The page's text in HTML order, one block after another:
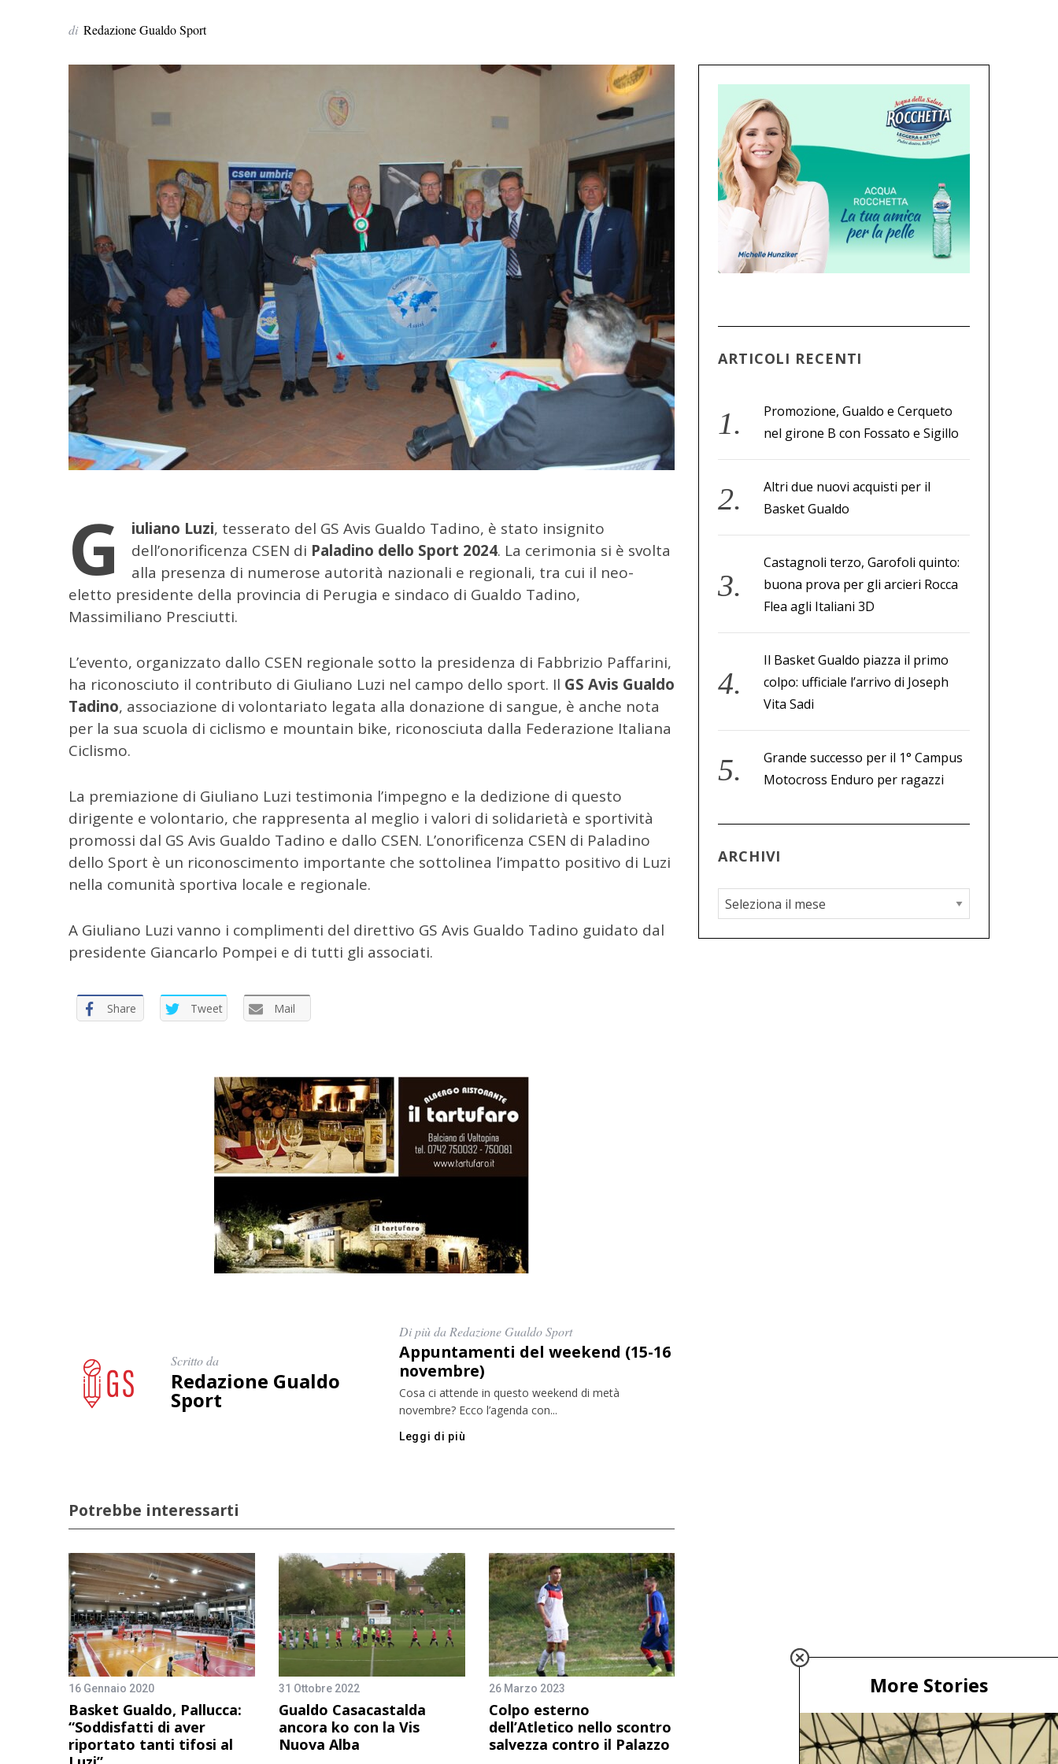
di Redazione Gualdo Sport
G iuliano Luzi, tesserato del GS Avis Gualdo Tadino, è stato insignito
dell’onorificenza CSEN di Paladino dello Sport 2024. La cerimonia si è svolta
alla presenza di numerose autorità nazionali e regionali, tra cui il neo-
eletto presidente della provincia di Perugia e sindaco di Gualdo Tadino,
Massimiliano Presciutti.
L’evento, organizzato dallo CSEN regionale sotto la presidenza di Fabbrizio Paffarini,
ha riconosciuto il contributo di Giuliano Luzi nel campo dello sport. Il GS Avis Gualdo
Tadino, associazione di volontariato legata alla donazione di sangue, è anche nota
per la sua scuola di ciclismo e mountain bike, riconosciuta dalla Federazione Italiana
Ciclismo.
La premiazione di Giuliano Luzi testimonia l’impegno e la dedizione di questo
dirigente e volontario, che rappresenta al meglio i valori di solidarietà e sportività
promossi dal GS Avis Gualdo Tadino e dallo CSEN. L’onorificenza CSEN di Paladino
dello Sport è un riconoscimento importante che sottolinea l’impatto positivo di Luzi
nella comunità sportiva locale e regionale.
A Giuliano Luzi vanno i complimenti del direttivo GS Avis Gualdo Tadino guidato dal
presidente Giancarlo Pompei e di tutti gli associati.
Share Tweet Mail
Scritto da
Redazione Gualdo
Sport
Di più da Redazione Gualdo Sport
Appuntamenti del weekend (15-16
novembre)
Cosa ci attende in questo weekend di metà
novembre? Ecco l’agenda con...
Leggi di più
Potrebbe interessarti
16 Gennaio 2020
Basket Gualdo, Pallucca:
“Soddisfatti di aver
riportato tanti tifosi al
31 Ottobre 2022
Gualdo Casacastalda
ancora ko con la Vis
Nuova Alba
26 Marzo 2023
Colpo esterno
dell’Atletico nello scontro
salvezza contro il Palazzo
ARTICOLI RECENTI
Promozione, Gualdo e Cerqueto
nel girone B con Fossato e Sigillo
Altri due nuovi acquisti per il
Basket Gualdo
Castagnoli terzo, Garofoli quinto:
buona prova per gli arcieri Rocca
Flea agli Italiani 3D
Il Basket Gualdo piazza il primo
colpo: ufficiale l’arrivo di Joseph
Vita Sadi
Grande successo per il 1° Campus
Motocross Enduro per ragazzi
ARCHIVI
A
r
c
More Stories
e
r
c
p
: